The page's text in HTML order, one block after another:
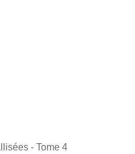
- Tome 4